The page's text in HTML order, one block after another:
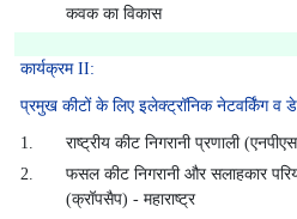
कवक का विकास
कार्यक्रम II:
प्रमुख कीटों के लिए इलेक्ट्रॉनिक नेटवर्किंग व
1. राष्ट्रीय कीट निगरानी प्रणाली
2.
फसल कीट निगरानी और सलाहकार
(क्रॉपसैप) - महाराष्ट्र